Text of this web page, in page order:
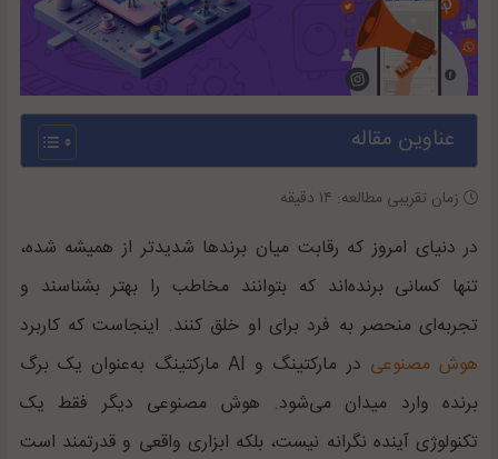
عناوین مقاله
زمان تقریبی مطالعه: ۱۴ دقیقه
در دنیای امروز که رقابت میان برند‌ها شدیدتر از همیشه شده،
تنها کسانی برنده‌اند که بتوانند مخاطب را بهتر بشناسند و
تجربه‌ای منحصر به‌ فرد برای او خلق کنند. اینجاست که کاربرد
هوش مصنوعی
در مارکتینگ و AI مارکتینگ به‌عنوان یک برگ
برنده وارد میدان می‌شود. هوش مصنوعی دیگر فقط یک
تکنولوژی آینده‌ نگرانه نیست، بلکه ابزاری واقعی و قدرتمند است